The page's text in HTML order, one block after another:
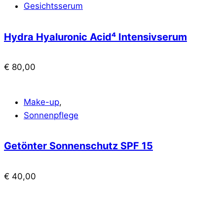
Gesichtsserum
Hydra Hyaluronic Acid⁴ Intensivserum
€ 80,00
Make-up,
Sonnenpflege
Getönter Sonnenschutz SPF 15
€ 40,00